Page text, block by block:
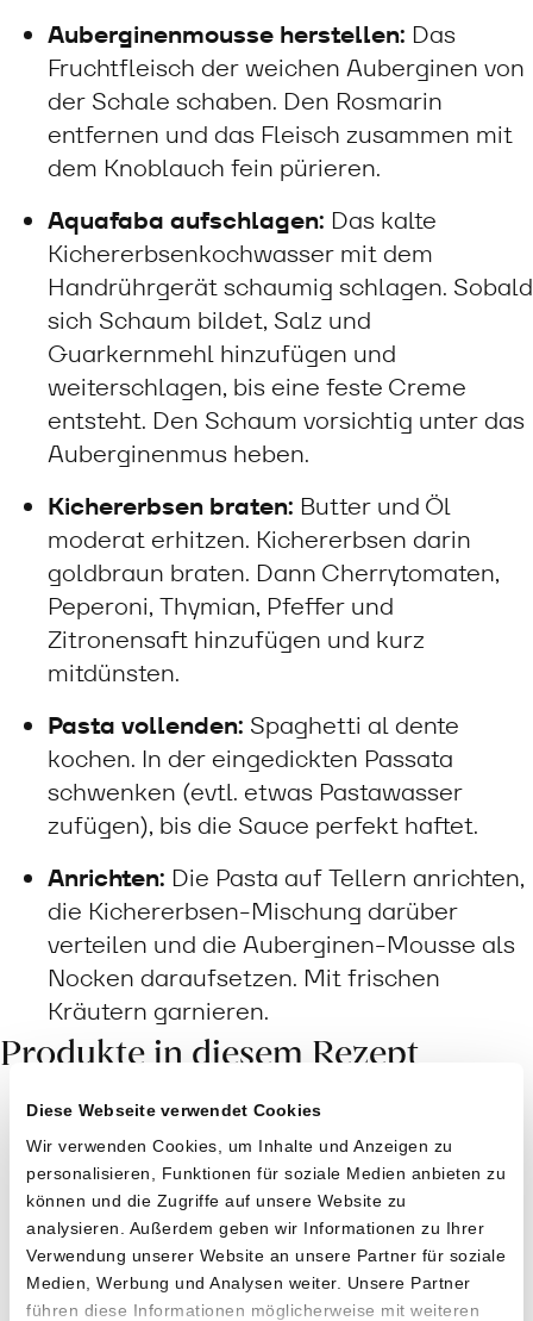
Diese Webseite verwendet Cookies
Wir verwenden Cookies, um Inhalte und Anzeigen zu
personalisieren, Funktionen für soziale Medien anbieten zu
können und die Zugriffe auf unsere Website zu
analysieren. Außerdem geben wir Informationen zu Ihrer
Verwendung unserer Website an unsere Partner für soziale
Medien, Werbung und Analysen weiter. Unsere Partner
führen diese Informationen möglicherweise mit weiteren
Auberginenmousse herstellen: Das
Fruchtfleisch der weichen Auberginen von
der Schale schaben. Den Rosmarin
entfernen und das Fleisch zusammen mit
dem Knoblauch fein pürieren.
Aquafaba aufschlagen: Das kalte
Kichererbsenkochwasser mit dem
Handrührgerät schaumig schlagen. Sobald
sich Schaum bildet, Salz und
Guarkernmehl hinzufügen und
weiterschlagen, bis eine feste Creme
entsteht. Den Schaum vorsichtig unter das
Auberginenmus heben.
Kichererbsen braten: Butter und Öl
moderat erhitzen. Kichererbsen darin
goldbraun braten. Dann Cherrytomaten,
Peperoni, Thymian, Pfeffer und
Zitronensaft hinzufügen und kurz
mitdünsten.
Pasta vollenden: Spaghetti al dente
kochen. In der eingedickten Passata
schwenken (evtl. etwas Pastawasser
zufügen), bis die Sauce perfekt haftet.
Anrichten: Die Pasta auf Tellern anrichten,
die Kichererbsen-Mischung darüber
verteilen und die Auberginen-Mousse als
Nocken daraufsetzen. Mit frischen
Kräutern garnieren.
Produkte in diesem Rezept